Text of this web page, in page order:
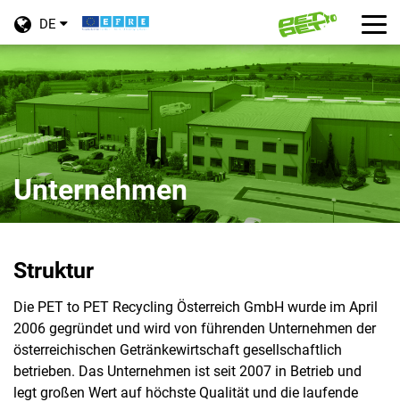
Skip
to
main
content
Toggle
language
DE
Unternehmen
Struktur
Die PET to PET Recycling Österreich GmbH wurde im April
2006 gegründet und wird von führenden Unternehmen der
österreichischen Getränkewirtschaft gesellschaftlich
betrieben. Das Unternehmen ist seit 2007 in Betrieb und
legt großen Wert auf höchste Qualität und die laufende